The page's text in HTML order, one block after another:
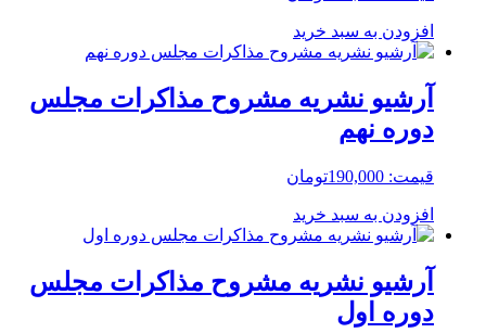
افزودن به سبد خرید
آرشیو نشریه مشروح مذاکرات مجلس
دوره نهم
قیمت: 190,000تومان
افزودن به سبد خرید
آرشیو نشریه مشروح مذاکرات مجلس
دوره اول